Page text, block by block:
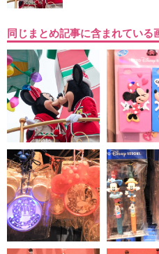
同じまとめ記事に含まれている